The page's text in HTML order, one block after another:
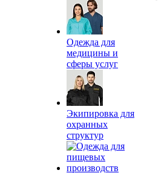
Одежда для
медицины и
сферы услуг
Экипировка для
охранных
структур